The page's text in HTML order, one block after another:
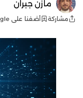
مازن جبران
مشاركة أضفنا على Google